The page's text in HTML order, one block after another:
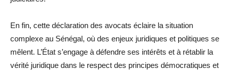
En fin, cette déclaration des avocats éclaire la situation
complexe au Sénégal, où des enjeux juridiques et politiques se
mêlent. L’État s’engage à défendre ses intérêts et à rétablir la
vérité juridique dans le respect des principes démocratiques et